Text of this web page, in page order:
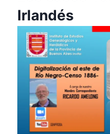
Irlandés